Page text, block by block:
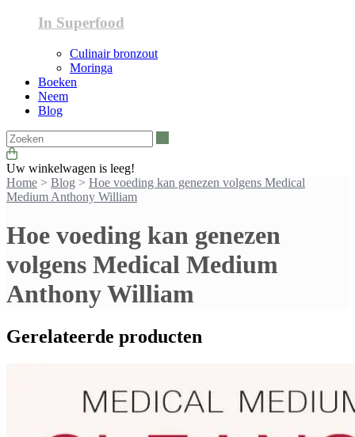
In Superfood
Culinair bronzout
Moringa
Boeken
Neem
Blog
Uw winkelwagen is leeg!
Home > Blog > Hoe voeding kan genezen volgens Medical
Medium Anthony William
Hoe voeding kan genezen
volgens Medical Medium
Anthony William
Gerelateerde producten